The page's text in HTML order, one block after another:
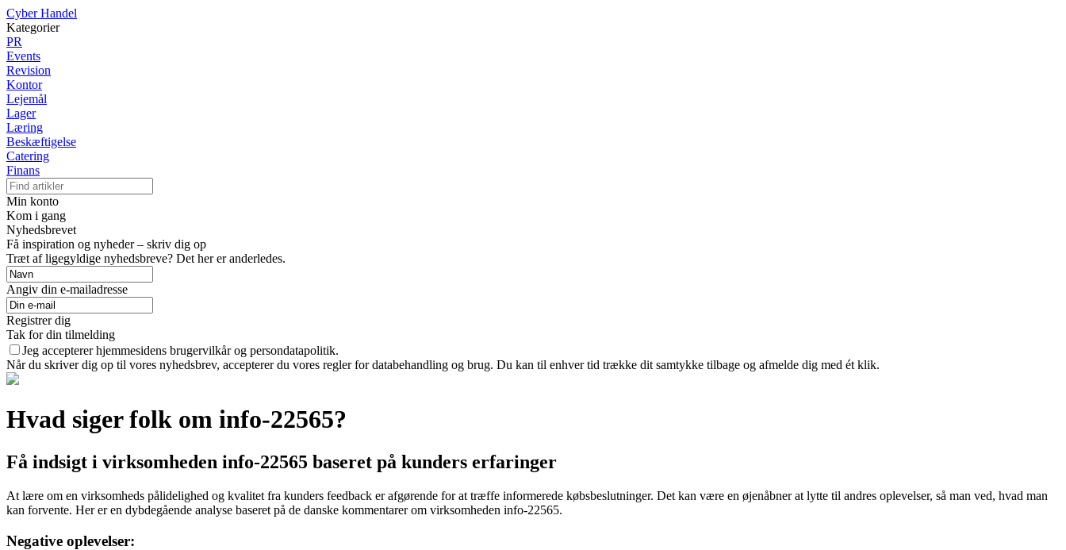
Cyber Handel
Kategorier
PR
Events
Revision
Kontor
Lejemål
Lager
Læring
Beskæftigelse
Catering
Finans
Min konto
Kom i gang
Nyhedsbrevet
Få inspiration og nyheder – skriv dig op
Træt af ligegyldige nyhedsbreve? Det her er anderledes.
Angiv din e-mailadresse
Registrer dig
Tak for din tilmelding
Jeg accepterer hjemmesidens brugervilkår og persondatapolitik.
Når du skriver dig op til vores nyhedsbrev, accepterer du vores regler for databehandling og brug. Du kan til enhver tid trække dit samtykke tilbage og afmelde dig med ét klik.
Hvad siger folk om info-22565?
Få indsigt i virksomheden info-22565 baseret på kunders erfaringer
At lære om en virksomheds pålidelighed og kvalitet fra kunders feedback er afgørende for at træffe informerede købsbeslutninger. Det kan være en øjenåbner at lytte til andres oplevelser, så man ved, hvad man
kan forvente. Her er en dybdegående analyse baseret på de danske kommentarer om virksomheden info-22565.
Negative oplevelser: